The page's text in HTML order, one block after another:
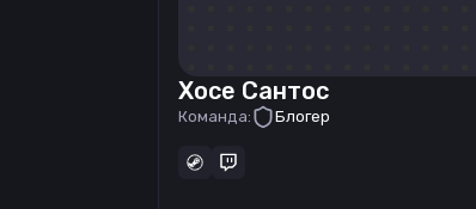
Хосе Сантос
Команда: Блогер